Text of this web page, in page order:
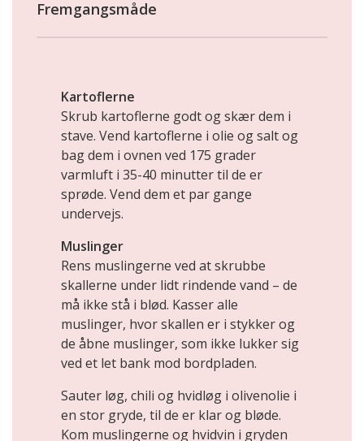
Fremgangsmåde
Kartoflerne
Skrub kartoflerne godt og skær dem i
stave. Vend kartoflerne i olie og salt og
bag dem i ovnen ved 175 grader
varmluft i 35-40 minutter til de er
sprøde. Vend dem et par gange
undervejs.
Muslinger
Rens muslingerne ved at skrubbe
skallerne under lidt rindende vand – de
må ikke stå i blød. Kasser alle
muslinger, hvor skallen er i stykker og
de åbne muslinger, som ikke lukker sig
ved et let bank mod bordpladen.
Sauter løg, chili og hvidløg i olivenolie i
en stor gryde, til de er klar og bløde.
Kom muslingerne og hvidvin i gryden